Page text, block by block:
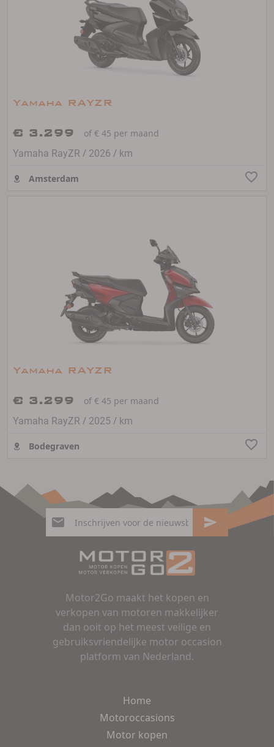
Yamaha RAYZR
€ 3.299
of € 45 per maand
Yamaha RayZR / 2026 / km
Amsterdam
Yamaha RAYZR
€ 3.299
of € 45 per maand
Yamaha RayZR / 2025 / km
Bodegraven
Motor2Go maakt het kopen en
verkopen van motoren makkelijker
dan ooit op het meest veilige en
gebruiksvriendelijke motor occasion
platform van Nederland.
Home
Motoroccasions
Motor kopen